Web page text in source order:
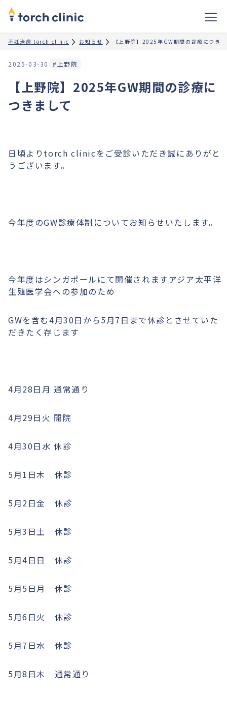
不妊治療 torch clinic お知らせ 【上野院】2025年GW期間の診療につき
2025-03-30 #上野院
【上野院】2025年GW期間の診療に
つきまして
日頃よりtorch clinicをご受診いただき誠にありがと
うございます。
今年度のGW診療体制についてお知らせいたします。
今年度はシンガポールにて開催されますアジア太平洋
生殖医学会への参加のため
GWを含む4月30日から5月7日まで休診とさせていた
だきたく存じます
4月28日月 通常通り
4月29日火 開院
4月30日水 休診
5月1日木 休診
5月2日金 休診
5月3日土 休診
5月4日日 休診
5月5日月 休診
5月6日火 休診
5月7日水 休診
5月8日木 通常通り